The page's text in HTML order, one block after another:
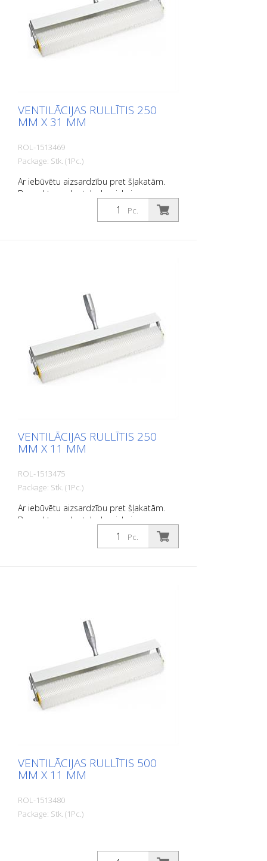
VENTILĀCIJAS RULLĪTIS 250
MM X 31 MM
ROL-1513469
Package: Stk. (1Pc.)
Ar iebūvētu aizsardzību pret šļakatām.
Bez roktura, der teleskopiskajam
Pc.
VENTILĀCIJAS RULLĪTIS 250
MM X 11 MM
ROL-1513475
Package: Stk. (1Pc.)
Ar iebūvētu aizsardzību pret šļakatām.
Bez roktura, der teleskopiskajam
Pc.
VENTILĀCIJAS RULLĪTIS 500
MM X 11 MM
ROL-1513480
Package: Stk. (1Pc.)